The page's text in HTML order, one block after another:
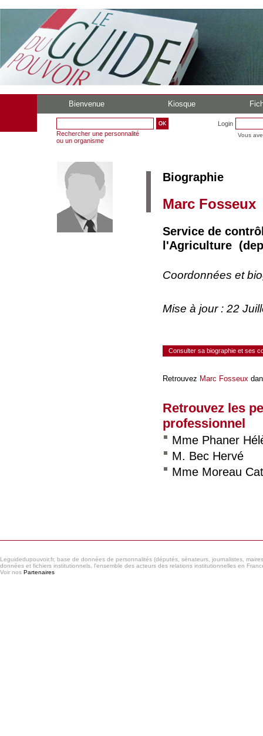
Bienvenue Kiosque
Rechercher une personnalité
ou un organisme
Login
Vous
Biographie
Marc Fosseux
Service de
l'Agriculture
Coordonnées et
Mise à jour : 22
Consulter sa biographie et ses
Retrouvez Marc Fosseux
Retrouvez les
professionnel
Mme Phaner
M. Bec Hervé
Mme Moreau
Leguidedupouvoir.fr, base de données de personnalités (députés, sénateurs, journalistes,
données et fichiers institutionnels, l'ensemble des acteurs des relations institutionnelles en
Voir nos Partenaires